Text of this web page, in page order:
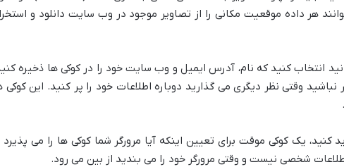
هر داده موقعیت مکانی را از تصاویر موجود در وب سایت دانلود و
انتخاب کنید که نام، آدرس ایمیل و وب سایت خود را در کوکی ها ذخیره
نباشید وقتی نظر دیگری می گذارید دوباره اطلاعات خود را پر کنید. این کوکی
کنید، یک کوکی موقت برای تعیین اینکه آیا مرورگر شما کوکی ها را می پذیرد
شخصی نیست و وقتی مرورگر خود را می بندید از بین می رود.